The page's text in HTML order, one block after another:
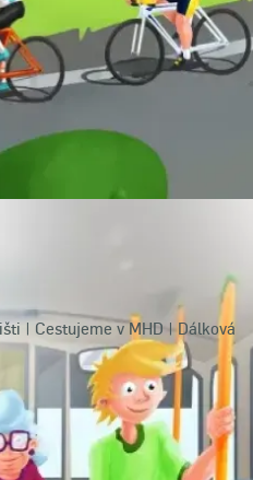
| Cestujeme v MHD |Dálková